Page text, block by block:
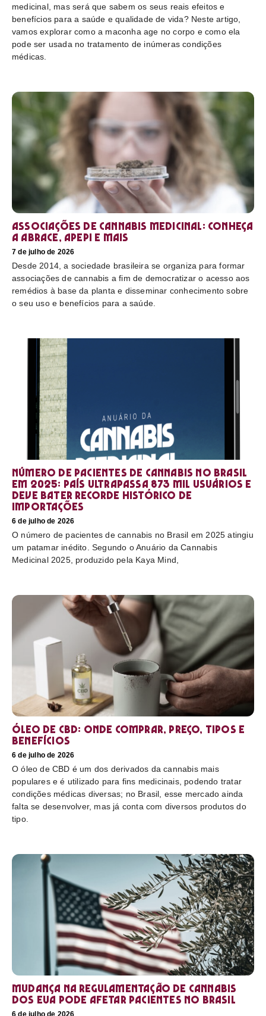
medicinal, mas será que sabem os seus reais efeitos e
benefícios para a saúde e qualidade de vida? Neste artigo,
vamos explorar como a maconha age no corpo e como ela
pode ser usada no tratamento de inúmeras condições
médicas.
Associações de cannabis medicinal: conheça
a Abrace, Apepi e mais
7 de julho de 2026
Desde 2014, a sociedade brasileira se organiza para formar
associações de cannabis a fim de democratizar o acesso aos
remédios à base da planta e disseminar conhecimento sobre
o seu uso e benefícios para a saúde.
Número de pacientes de cannabis no Brasil
em 2025: país ultrapassa 873 mil usuários e
deve bater recorde histórico de
importações
6 de julho de 2026
O número de pacientes de cannabis no Brasil em 2025 atingiu
um patamar inédito. Segundo o Anuário da Cannabis
Medicinal 2025, produzido pela Kaya Mind,
Óleo de CBD: Onde comprar, preço, tipos e
benefícios
6 de julho de 2026
O óleo de CBD é um dos derivados da cannabis mais
populares e é utilizado para fins medicinais, podendo tratar
condições médicas diversas; no Brasil, esse mercado ainda
falta se desenvolver, mas já conta com diversos produtos do
tipo.
Mudança na regulamentação de cannabis
dos EUA pode afetar pacientes no Brasil
6 de julho de 2026